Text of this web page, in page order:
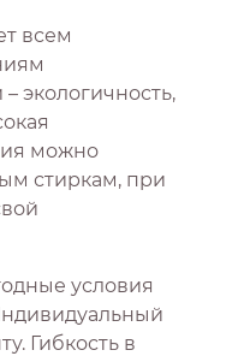
всем
экологичность,
можно
стиркам, при
условия
Гибкость в